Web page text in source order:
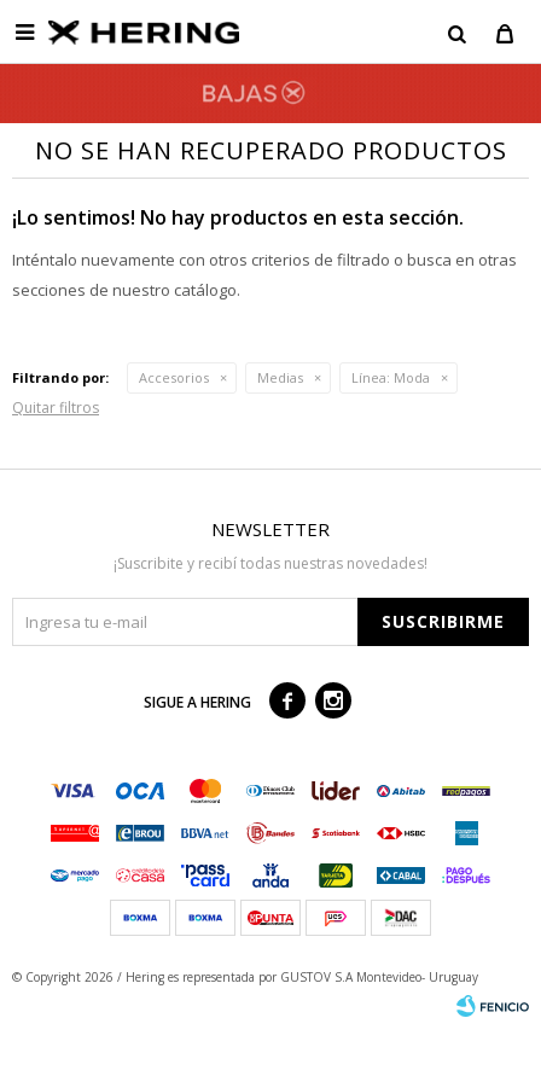

NO SE HAN RECUPERADO PRODUCTOS
¡Lo sentimos! No hay productos en esta sección.
Inténtalo nuevamente con otros criterios de filtrado o busca en otras
secciones de nuestro catálogo.
Filtrando por: Accesorios Medias Línea: Moda
Quitar filtros
NEWSLETTER
¡Suscribite y recibí todas nuestras novedades!
SUSCRIBIRME
SIGUE A HERING  
© Copyright 2026 / Hering es representada por GUSTOV S.A Montevideo- Uruguay